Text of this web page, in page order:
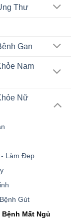
Thư
Gan
Nam
Nữ
Làm Đẹp
Gút
Mất Ngủ